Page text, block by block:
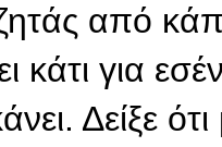
από
κάτι για
Δείξε